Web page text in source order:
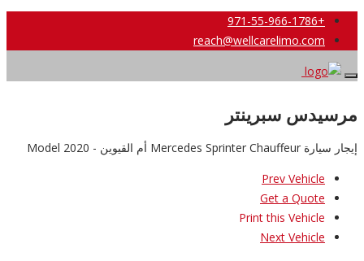
+971-55-966-1786
reach@wellcarelimo.com
مرسيدس سبرينتر
إيجار سيارة Mercedes Sprinter Chauffeur أم القيوين - 2020 Model
Prev Vehicle
Get a Quote
Print this Vehicle
Next Vehicle